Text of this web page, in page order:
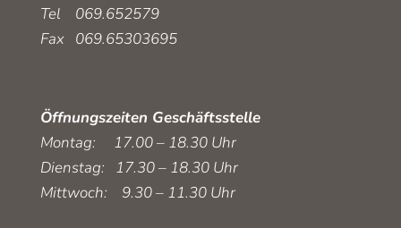
Tel 069.652579
Fax 069.65303695
Öffnungszeiten Geschäftsstelle
Montag: 17.00 – 18.30 Uhr
Dienstag: 17.30 – 18.30 Uhr
Mittwoch: 9.30 – 11.30 Uhr